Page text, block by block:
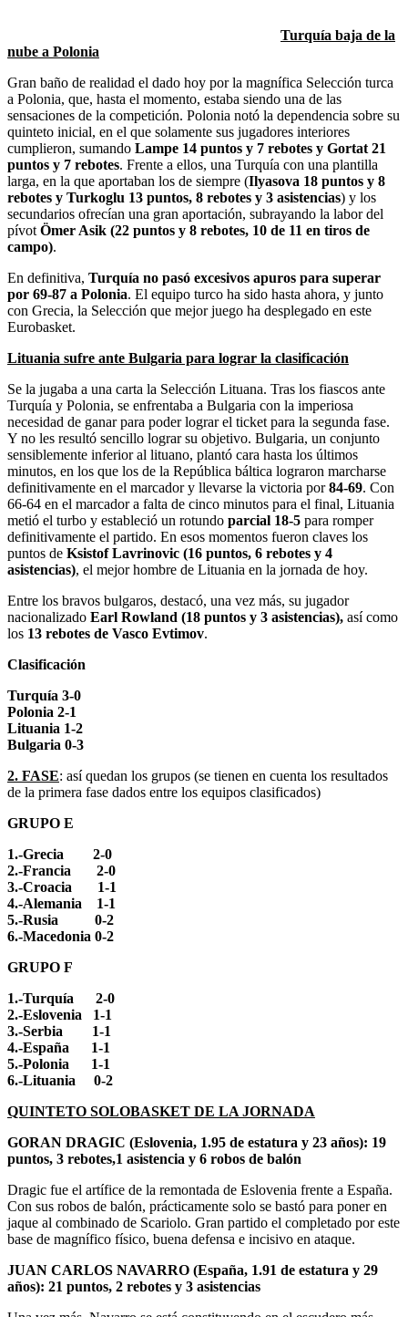
Turquía baja de la
nube a Polonia
Gran baño de realidad el dado hoy por la magnífica Selección turca
a Polonia, que, hasta el momento, estaba siendo una de las
sensaciones de la competición. Polonia notó la dependencia sobre su
quinteto inicial, en el que solamente sus jugadores interiores
cumplieron, sumando Lampe 14 puntos y 7 rebotes y Gortat 21
puntos y 7 rebotes. Frente a ellos, una Turquía con una plantilla
larga, en la que aportaban los de siempre (Ilyasova 18 puntos y 8
rebotes y Turkoglu 13 puntos, 8 rebotes y 3 asistencias) y los
secundarios ofrecían una gran aportación, subrayando la labor del
pívot Ömer Asik (22 puntos y 8 rebotes, 10 de 11 en tiros de
campo).
En definitiva, Turquía no pasó excesivos apuros para superar
por 69-87 a Polonia. El equipo turco ha sido hasta ahora, y junto
con Grecia, la Selección que mejor juego ha desplegado en este
Eurobasket.
Lituania sufre ante Bulgaria para lograr la clasificación
Se la jugaba a una carta la Selección Lituana. Tras los fiascos ante
Turquía y Polonia, se enfrentaba a Bulgaria con la imperiosa
necesidad de ganar para poder lograr el ticket para la segunda fase.
Y no les resultó sencillo lograr su objetivo. Bulgaria, un conjunto
sensiblemente inferior al lituano, plantó cara hasta los últimos
minutos, en los que los de la República báltica lograron marcharse
definitivamente en el marcador y llevarse la victoria por84-69. Con
66-64 en el marcador a falta de cinco minutos para el final, Lituania
metió el turbo y estableció un rotundo parcial 18-5 para romper
definitivamente el partido. En esos momentos fueron claves los
puntos de Ksistof Lavrinovic (16 puntos, 6 rebotes y 4
asistencias), el mejor hombre de Lituania en la jornada de hoy.
Entre los bravos bulgaros, destacó, una vez más, su jugador
nacionalizado Earl Rowland (18 puntos y 3 asistencias), así como
los 13 rebotes de Vasco Evtimov.
Clasificación
Turquía 3-0
Polonia 2-1
Lituania 1-2
Bulgaria 0-3
2. FASE: así quedan los grupos (se tienen en cuenta los resultados
de la primera fase dados entre los equipos clasificados)
GRUPO E
1.-Grecia 2-0
2.-Francia 2-0
3.-Croacia 1-1
4.-Alemania 1-1
5.-Rusia 0-2
6.-Macedonia 0-2
GRUPO F
1.-Turquía 2-0
2.-Eslovenia 1-1
3.-Serbia 1-1
4.-España 1-1
5.-Polonia 1-1
6.-Lituania 0-2
QUINTETO SOLOBASKET DE LA JORNADA
GORAN DRAGIC (Eslovenia, 1.95 de estatura y 23 años): 19
puntos, 3 rebotes,1 asistencia y 6 robos de balón
Dragic fue el artífice de la remontada de Eslovenia frente a España.
Con sus robos de balón, prácticamente solo se bastó para poner en
jaque al combinado de Scariolo. Gran partido el completado por este
base de magnífico físico, buena defensa e incisivo en ataque.
JUAN CARLOS NAVARRO (España, 1.91 de estatura y 29
años): 21 puntos, 2 rebotes y 3 asistencias